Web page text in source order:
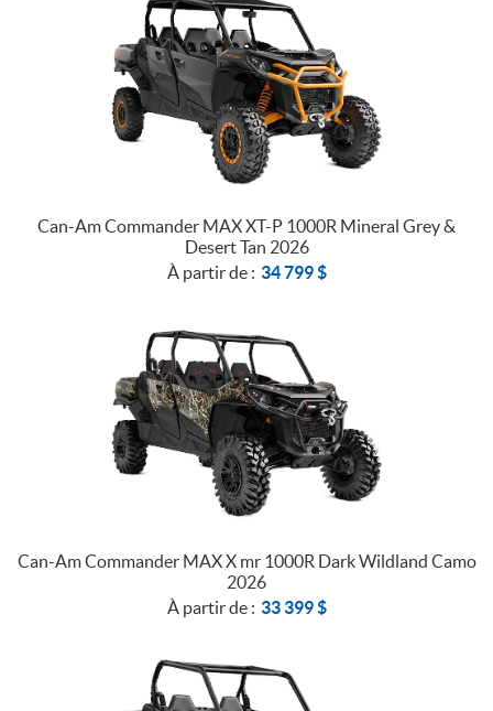
Can-Am Commander MAX XT-P 1000R Mineral Grey &
Desert Tan 2026
À partir de : 34 799$
Can-Am Commander MAX X mr 1000R Dark Wildland Camo
2026
À partir de : 33 399$